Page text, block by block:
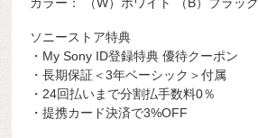
カラー： （W）ホワイト （B）ブラック
ソニーストア特典
・My Sony ID登録特典 優待クーポン
・長期保証＜3年ベーシック＞付属
・24回払いまで分割払手数料0％
・提携カード決済で3%OFF